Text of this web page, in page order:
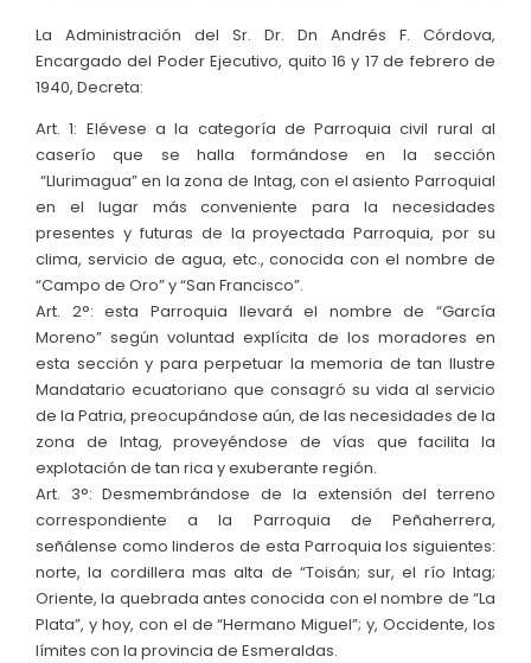
Convocatorias
GESTIÓN ADMINISTRATIVA
Plan de desarrollo y Ordenamiento Territorial -
Plan Anual Contratación - PAC
Plan Operativo Anual - POA
Convenios Institucionales
PRESUPUESTO: EJECUCIÓN Y REPORTES
Cédulas presupuestarias y balances
Procesos de contratación
Ejecución Presupuestaria
Obras y proyectos
La Administración del Sr. Dr. Dn Andrés F. Córdova,
Encargado del Poder Ejecutivo, quito 16 y 17 de febrero de
1940, Decreta:
Art. 1: Elévese a la categoría de Parroquia civil rural al
caserío que se halla formándose en la sección
“Llurimagua” en la zona de Intag, con el asiento Parroquial
en el lugar más conveniente para la necesidades
presentes y futuras de la proyectada Parroquia, por su
clima, servicio de agua, etc., conocida con el nombre de
“Campo de Oro” y “San Francisco”.
Art. 2°: esta Parroquia llevará el nombre de “García
Moreno” según voluntad explícita de los moradores en
esta sección y para perpetuar la memoria de tan Ilustre
Mandatario ecuatoriano que consagró su vida al servicio
de la Patria, preocupándose aún, de las necesidades de la
zona de Intag, proveyéndose de vías que facilita la
explotación de tan rica y exuberante región.
Art. 3°: Desmembrándose de la extensión del terreno
correspondiente a la Parroquia de Peñaherrera,
señálense como linderos de esta Parroquia los siguientes:
norte, la cordillera mas alta de “Toisán; sur, el río Intag;
Oriente, la quebrada antes conocida con el nombre de “La
Plata”, y hoy, con el de “Hermano Miguel”; y, Occidente, los
límites con la provincia de Esmeraldas.